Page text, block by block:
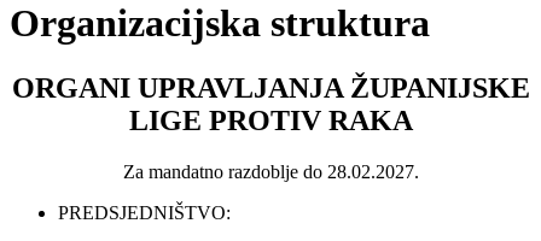
Organizacijska struktura
ORGANI UPRAVLJANJA ŽUPANIJSKE
LIGE PROTIV RAKA
Za mandatno razdoblje do 28.02.2027.
PREDSJEDNIŠTVO: